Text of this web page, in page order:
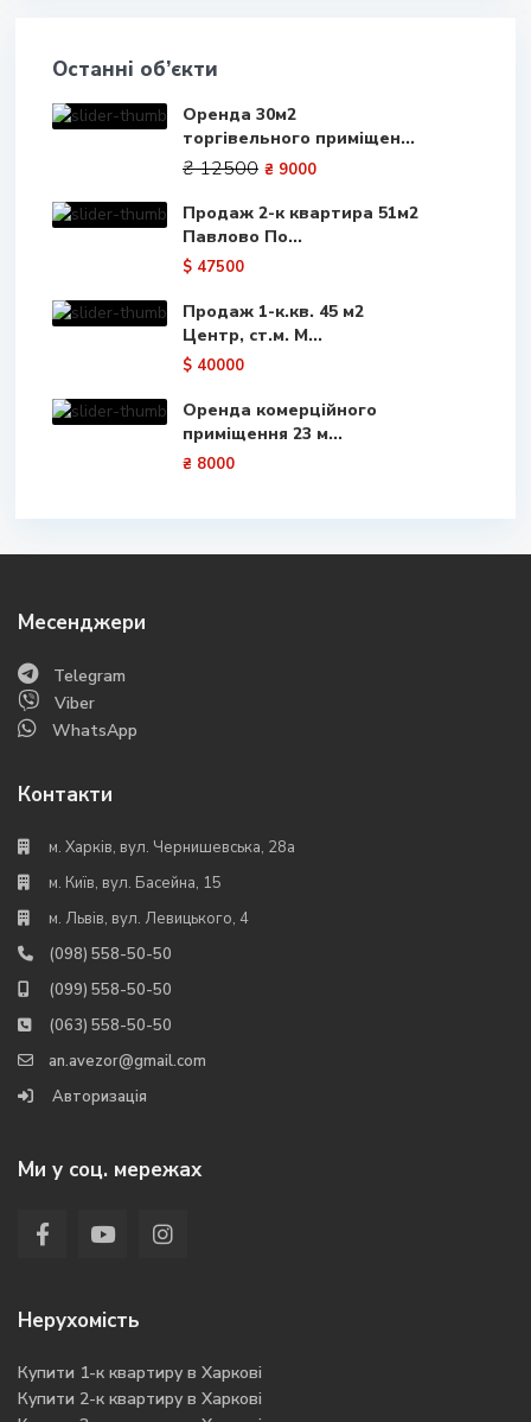
Останні об’єкти
Оренда 30м2
торгівельного приміщен...
₴ 12500 ₴ 9000
Продаж 2-к квартира 51м2
Павлово По...
$ 47500
Продаж 1-к.кв. 45 м2
Центр, ст.м. М...
$ 40000
Оренда комерційного
приміщення 23 м...
₴ 8000
Месенджери
Telegram
Viber
WhatsApp
Контакти
м. Харків, вул. Чернишевська, 28а
м. Київ, вул. Басейна, 15
м. Львів, вул. Левицького, 4
(098) 558-50-50
(099) 558-50-50
(063) 558-50-50
an.avezor@gmail.com
Авторизація
Ми у соц. мережах
Нерухомість
Купити 1-к квартиру в Харкові
Купити 2-к квартиру в Харкові